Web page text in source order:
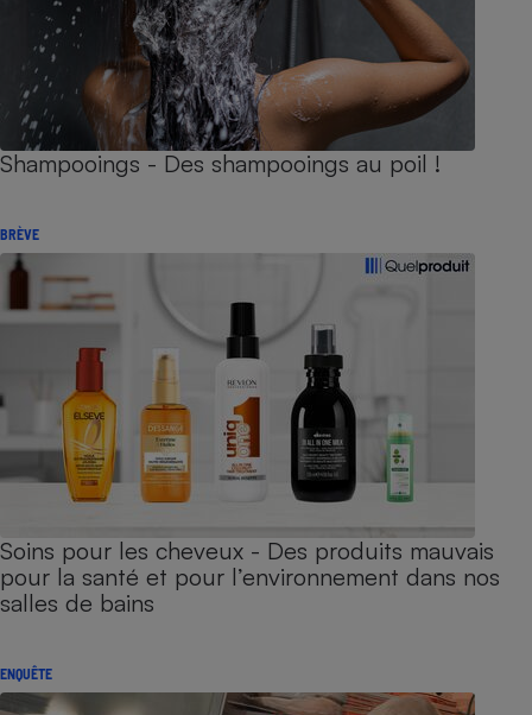
Shampooings - Des shampooings au poil !
BRÈVE
Soins pour les cheveux - Des produits mauvais
pour la santé et pour l’environnement dans nos
salles de bains
ENQUÊTE